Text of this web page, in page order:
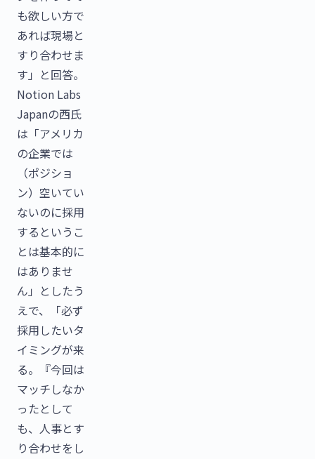
も欲しい方で
あれば現場と
すり合わせま
す」と回答。
Notion Labs
Japanの西氏
は「アメリカ
の企業では
（ポジショ
ン）空いてい
ないのに採用
するというこ
とは基本的に
はありませ
ん」としたう
えで、「必ず
採用したいタ
イミングが来
る。『今回は
マッチしなか
ったとして
も、人事とす
り合わせをし